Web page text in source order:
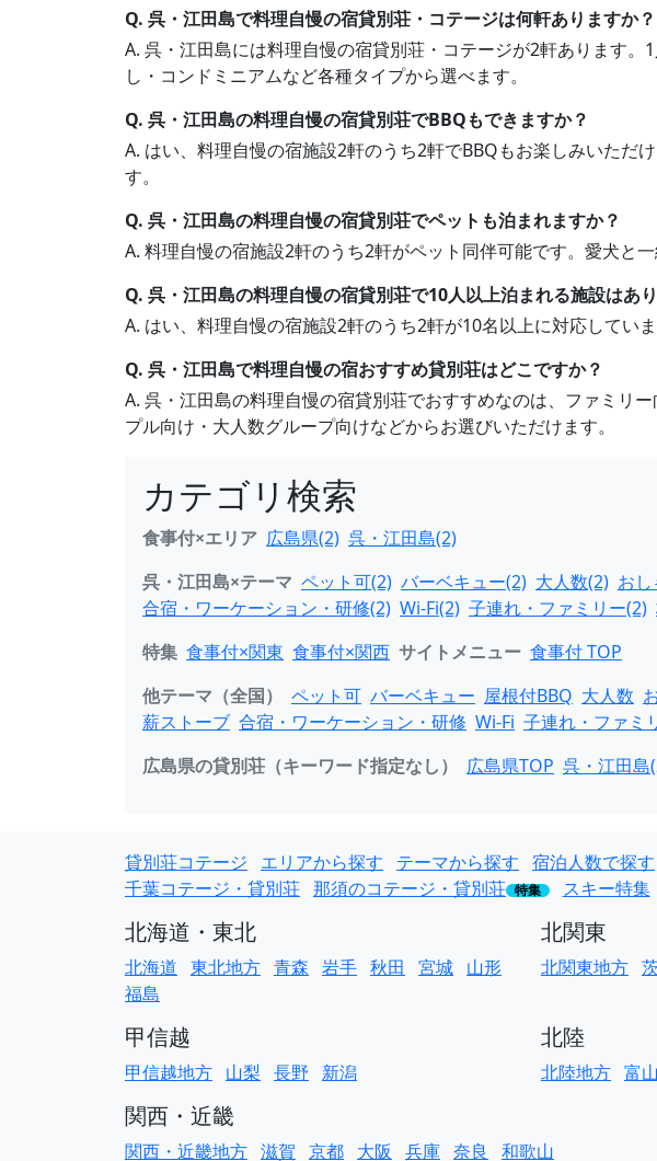
Q. 呉・江田島で料理自慢の宿貸別荘・コテージは何軒ありますか？
A. 呉・江田島には料理自慢の宿貸別荘・コテージが2軒あります
し・コンドミニアムなど各種タイプから選べます。
Q. 呉・江田島の料理自慢の宿貸別荘でBBQもできますか？
A. はい、料理自慢の宿施設2軒のうち2軒でBBQもお楽しみいただ
す。
Q. 呉・江田島の料理自慢の宿貸別荘でペットも泊まれますか？
A. 料理自慢の宿施設2軒のうち2軒がペット同伴可能です。愛犬と
Q. 呉・江田島の料理自慢の宿貸別荘で10人以上泊まれる施設はあ
A. はい、料理自慢の宿施設2軒のうち2軒が10名以上に対応してい
Q. 呉・江田島で料理自慢の宿おすすめ貸別荘はどこですか？
A. 呉・江田島の料理自慢の宿貸別荘でおすすめなのは、ファミリ
プル向け・大人数グループ向けなどからお選びいただけます。
カテゴリ検索
食事付×エリア 広島県(2) 呉・江田島(2)
呉・江田島×テーマ ペット可(2) バーベキュー(2) 大人数(2) お
合宿・ワーケーション・研修(2) Wi-Fi(2) 子連れ・ファミリー(2)
特集 食事付×関東 食事付×関西 サイトメニュー 食事付 TOP
他テーマ（全国）
ペット可 バーベキュー 屋根付BBQ 大人数
薪ストーブ 合宿・ワーケーション・研修 Wi-Fi 子連れ・ファミ
広島県の貸別荘（キーワード指定なし）
広島県TOP 呉・江田島
貸別荘コテージ エリアから探す テーマから探す 宿泊人数で探す
千葉コテージ・貸別荘 那須のコテージ・貸別荘 特集 スキー特集
北海道・東北
北海道 東北地方 青森 岩手 秋田 宮城 山形
福島
北関東
北関東地方
甲信越
甲信越地方 山梨 長野 新潟
北陸
北陸地方 富山
関西・近畿
関西・近畿地方 滋賀 京都 大阪 兵庫 奈良 和歌山